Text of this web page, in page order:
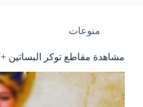
منوعات
مشاهدة مقاطع توكر البساتين + 18 كاملة مجانا